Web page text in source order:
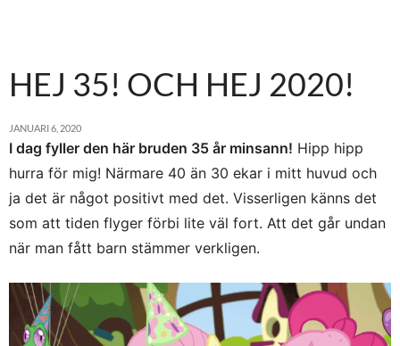
HEJ 35! OCH HEJ 2020!
JANUARI 6, 2020
I dag fyller den här bruden 35 år minsann! Hipp hipp
hurra för mig! Närmare 40 än 30 ekar i mitt huvud och
ja det är något positivt med det. Visserligen känns det
som att tiden flyger förbi lite väl fort. Att det går undan
när man fått barn stämmer verkligen.